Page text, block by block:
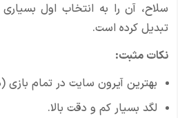
سلاح، آن را به انتخاب اول بسیاری
تبدیل کرده است.
نکات مثبت:
بهترین آیرون سایت در تمام بازی
لگد بسیار کم و دقت بالا.